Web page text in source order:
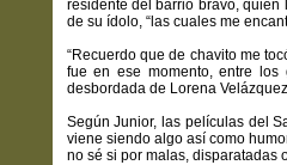
residente del barrio bravo,
de su ídolo, “las cuales me
“Recuerdo que de chavito me
fue en ese momento, entre los
desbordada de Lorena
Según Junior, las películas del
viene siendo algo así como
no sé si por malas, disparatadas